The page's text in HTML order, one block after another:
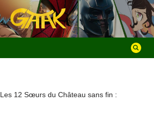
Les 12 Sœurs du Château sans fin :